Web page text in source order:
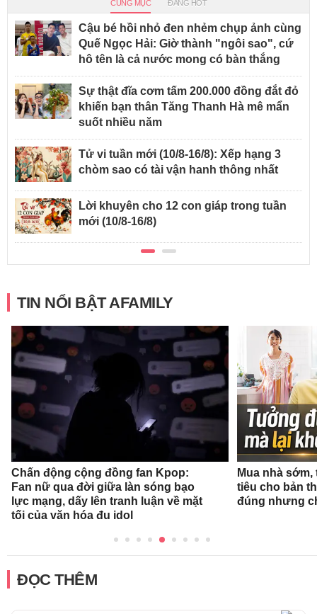
CÙNG MỤC ĐANG HOT
Cậu bé hồi nhỏ đen nhẻm chụp ảnh cùng
Quế Ngọc Hải: Giờ thành "ngôi sao", cứ
hô tên là cả nước mong có bàn thắng
Sự thật đĩa cơm tấm 200.000 đồng đắt đỏ
khiến bạn thân Tăng Thanh Hà mê mẩn
suốt nhiều năm
Tử vi tuần mới (10/8-16/8): Xếp hạng 3
chòm sao có tài vận hanh thông nhất
Lời khuyên cho 12 con giáp trong tuần
mới (10/8-16/8)
TIN NỔI BẬT AFAMILY
Chấn động cộng đồng fan Kpop:
Fan nữ qua đời giữa làn sóng bạo
lực mạng, dấy lên tranh luận về mặt
tối của văn hóa đu idol
Mua nhà
tiêu cho bản
đúng nhưng
ĐỌC THÊM